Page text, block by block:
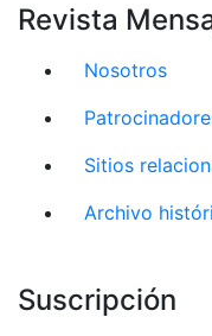
Revista
Nosotros
Sitios
Archivo
Suscripción